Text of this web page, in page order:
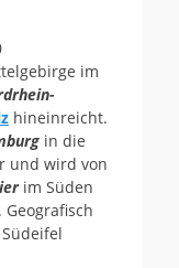
im
hineinreicht.
in die
und wird von
im Süden